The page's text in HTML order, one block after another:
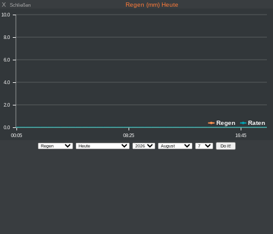
X Schließen Regen (mm) Heute